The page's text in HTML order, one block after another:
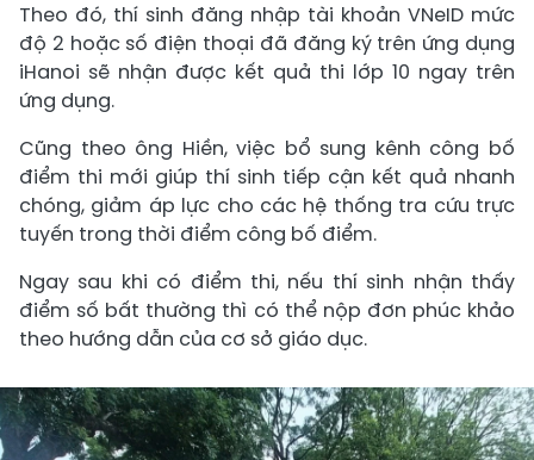
Theo đó, thí sinh đăng nhập tài khoản VNeID mức
độ 2 hoặc số điện thoại đã đăng ký trên ứng dụng
iHanoi sẽ nhận được kết quả thi lớp 10 ngay trên
ứng dụng.
Cũng theo ông Hiền, việc bổ sung kênh công bố
điểm thi mới giúp thí sinh tiếp cận kết quả nhanh
chóng, giảm áp lực cho các hệ thống tra cứu trực
tuyến trong thời điểm công bố điểm.
Ngay sau khi có điểm thi, nếu thí sinh nhận thấy
điểm số bất thường thì có thể nộp đơn phúc khảo
theo hướng dẫn của cơ sở giáo dục.